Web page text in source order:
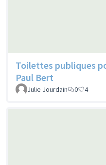
Toilettes publiques
Paul Bert
Julie Jourdain 0 4